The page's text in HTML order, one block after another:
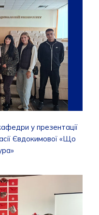
у презентації
Євдокимової «Що